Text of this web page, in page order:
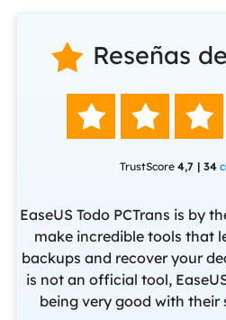
 Reseñas
  
TrustScore 4,7 | 34
EaseUS Todo PCTrans is by
make incredible tools that
backups and recover your
is not an official tool,
being very good with their